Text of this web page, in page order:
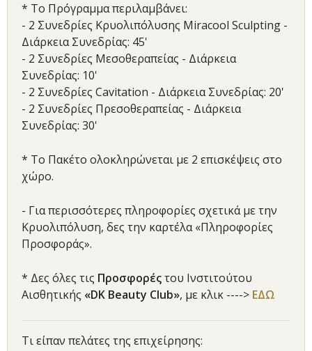
* Το Πρόγραμμα περιλαμβάνει:
- 2 Συνεδρίες Κρυολιπόλυσης Miracool Sculpting -
Διάρκεια Συνεδρίας: 45'
- 2 Συνεδρίες Μεσοθεραπείας - Διάρκεια
Συνεδρίας: 10'
- 2 Συνεδρίες Cavitation - Διάρκεια Συνεδρίας: 20'
- 2 Συνεδρίες Πρεσοθεραπείας - Διάρκεια
Συνεδρίας: 30'
* Το Πακέτο ολοκληρώνεται με 2 επισκέψεις στο
χώρο.
- Για περισσότερες πληροφορίες σχετικά με την
Κρυολιπόλυση, δες την καρτέλα «Πληροφορίες
Προσφοράς».
* Δες όλες τις Προσφορέςτου Ινστιτούτου
Αισθητικής «DK Beauty Club», με κλικ ----> ΕΔΩ
Τι είπαν πελάτες της επιχείρησης: